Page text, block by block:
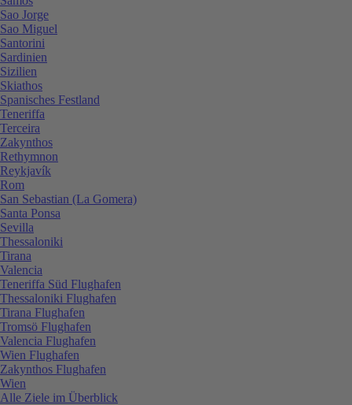
Sao Jorge
Sao Miguel
Santorini
Sardinien
Sizilien
Skiathos
Spanisches Festland
Teneriffa
Terceira
Zakynthos
Rethymnon
Reykjavík
Rom
San Sebastian (La Gomera)
Santa Ponsa
Sevilla
Thessaloniki
Tirana
Valencia
Teneriffa Süd Flughafen
Thessaloniki Flughafen
Tirana Flughafen
Tromsö Flughafen
Valencia Flughafen
Wien Flughafen
Zakynthos Flughafen
Wien
Alle Ziele im Überblick